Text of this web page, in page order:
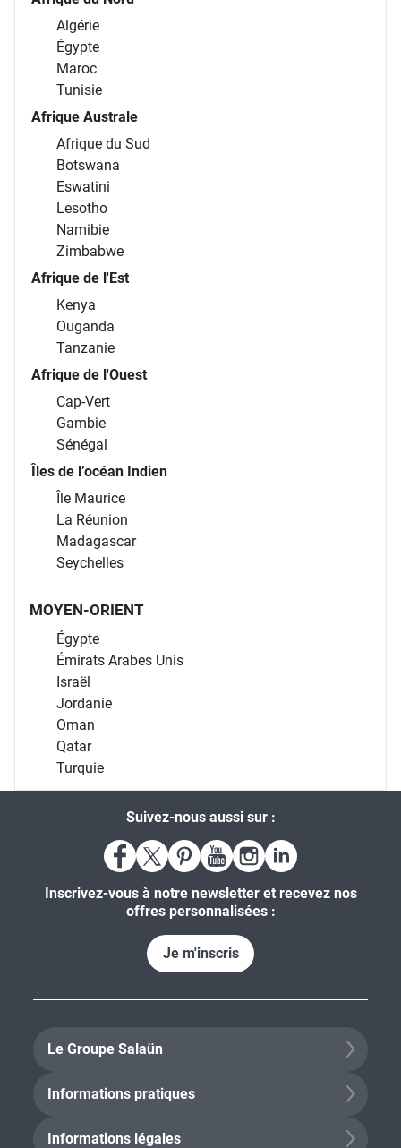
Algérie
Égypte
Maroc
Tunisie
Afrique Australe
Afrique du Sud
Botswana
Eswatini
Lesotho
Namibie
Zimbabwe
Afrique de l'Est
Kenya
Ouganda
Tanzanie
Afrique de l'Ouest
Cap-Vert
Gambie
Sénégal
Îles de l’océan Indien
Île Maurice
La Réunion
Madagascar
Seychelles
MOYEN-ORIENT
Égypte
Émirats Arabes Unis
Israël
Jordanie
Oman
Qatar
Turquie
Suivez-nous aussi sur :
Inscrivez-vous à notre newsletter et recevez nos
offres personnalisées :
Je m'inscris
Le Groupe Salaün
Informations pratiques
Informations légales